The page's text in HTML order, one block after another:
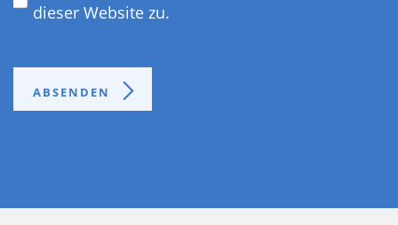
dieser Website zu.
ABSENDEN